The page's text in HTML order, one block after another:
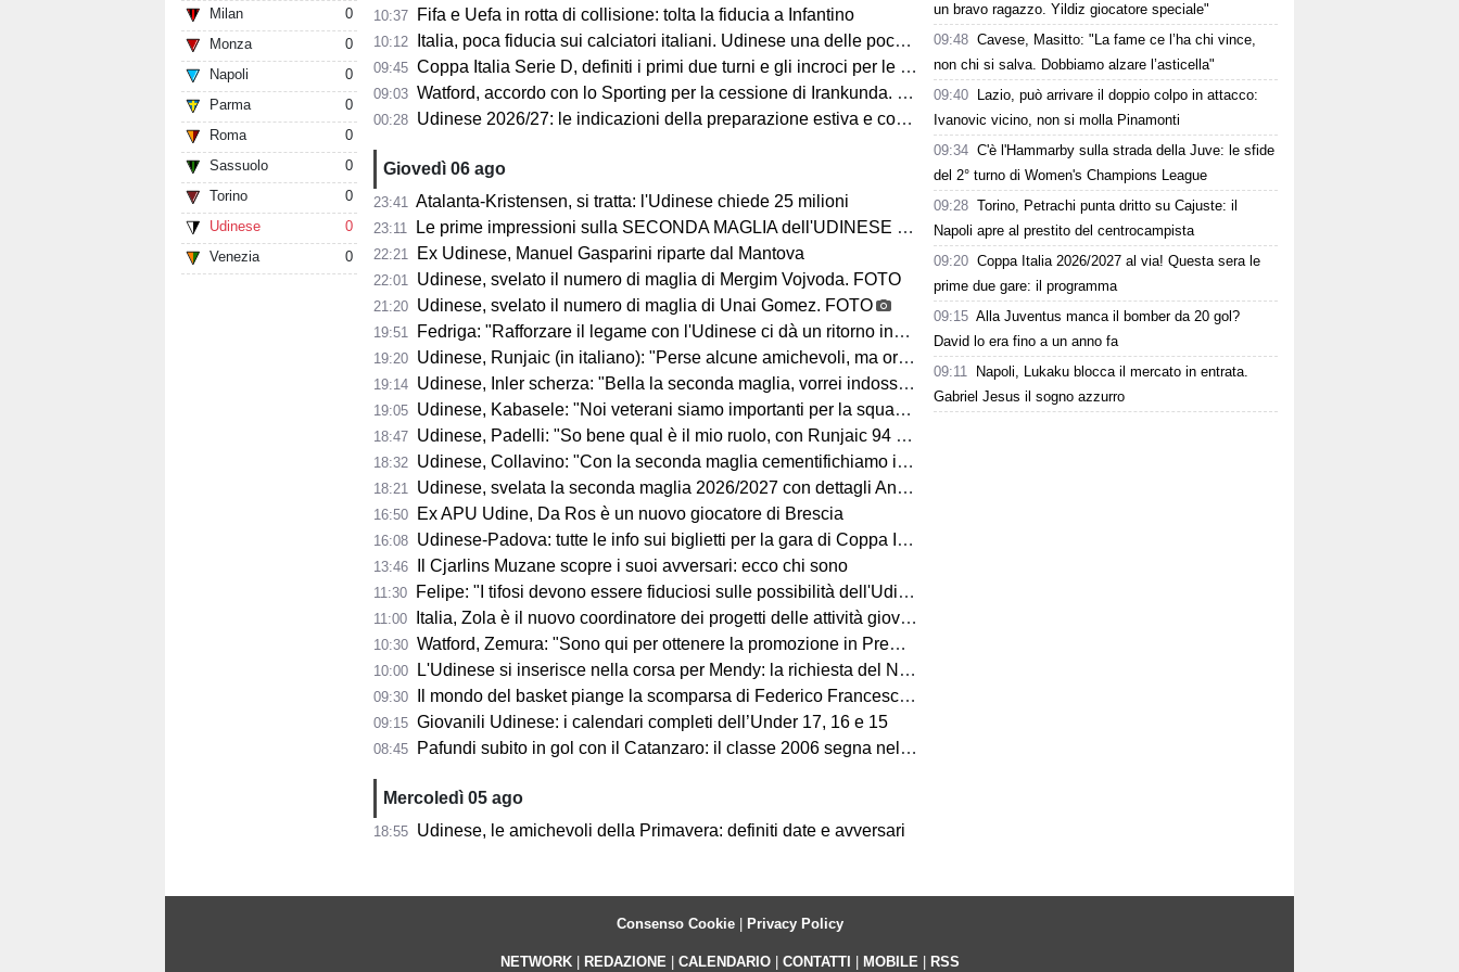
Milan
0
Monza
0
Napoli
0
Parma
0
Roma
0
Sassuolo
0
Torino
0
Udinese
0
Venezia
0
10:37 Fifa e Uefa in rotta di collisione: tolta la fiducia a Infantino
10:12 Italia, poca fiducia sui calciatori italiani. Udinese una delle poche eccezioni
09:45 Coppa Italia Serie D, definiti i primi due turni e gli incroci per le friulane
09:03 Watford, accordo con lo Sporting per la cessione di Irankunda. Le cifre
00:28 Udinese 2026/27: le indicazioni della preparazione estiva e cosa ci dicono sul campionato in arrivo
Giovedì 06 ago
23:41 Atalanta-Kristensen, si tratta: l'Udinese chiede 25 milioni
23:11 Le prime impressioni sulla SECONDA MAGLIA dell'UDINESE 2026/2027
22:21 Ex Udinese, Manuel Gasparini riparte dal Mantova
22:01 Udinese, svelato il numero di maglia di Mergim Vojvoda. FOTO
21:20 Udinese, svelato il numero di maglia di Unai Gomez. FOTO
19:51 Fedriga: "Rafforzare il legame con l'Udinese ci dà un ritorno incredibile"
19:20 Udinese, Runjaic (in italiano): "Perse alcune amichevoli, ma ora arrivano le gare che conta vincere"
19:14 Udinese, Inler scherza: "Bella la seconda maglia, vorrei indossarla"
19:05 Udinese, Kabasele: "Noi veterani siamo importanti per la squadra"
18:47 Udinese, Padelli: "So bene qual è il mio ruolo, con Runjaic 94 punti in due anni"
18:32 Udinese, Collavino: "Con la seconda maglia cementifichiamo il legame con il territorio"
18:21 Udinese, svelata la seconda maglia 2026/2027 con dettagli Anni '90. FOTO
16:50 Ex APU Udine, Da Ros è un nuovo giocatore di Brescia
16:08 Udinese-Padova: tutte le info sui biglietti per la gara di Coppa Italia
13:46 Il Cjarlins Muzane scopre i suoi avversari: ecco chi sono
11:30 Felipe: "I tifosi devono essere fiduciosi sulle possibilità dell'Udinese, Runjaic ha la squadra in mano"
11:00 Italia, Zola è il nuovo coordinatore dei progetti delle attività giovanili
10:30 Watford, Zemura: "Sono qui per ottenere la promozione in Premier League"
10:00 L'Udinese si inserisce nella corsa per Mendy: la richiesta del Nizza per il difensore
09:30 Il mondo del basket piange la scomparsa di Federico Franceschin: il cordoglio della Pallacanestro Trieste
09:15 Giovanili Udinese: i calendari completi dell’Under 17, 16 e 15
08:45 Pafundi subito in gol con il Catanzaro: il classe 2006 segna nell'amichevole contro il Giugliano
Mercoledì 05 ago
18:55 Udinese, le amichevoli della Primavera: definiti date e avversari
un bravo ragazzo. Yildiz giocatore speciale"
09:48 Cavese, Masitto: "La fame ce l’ha chi vince,
non chi si salva. Dobbiamo alzare l’asticella"
09:40
Lazio, può arrivare il doppio colpo in attacco:
Ivanovic vicino, non si molla Pinamonti
09:34 C'è l'Hammarby sulla strada della Juve: le sfide
del 2° turno di Women's Champions League
09:28 Torino, Petrachi punta dritto su Cajuste: il
Napoli apre al prestito del centrocampista
09:20 Coppa Italia 2026/2027 al via! Questa sera le
prime due gare: il programma
09:15 Alla Juventus manca il bomber da 20 gol?
David lo era fino a un anno fa
09:11
Napoli, Lukaku blocca il mercato in entrata.
Gabriel Jesus il sogno azzurro
Consenso Cookie| Privacy Policy
NETWORK| REDAZIONE| CALENDARIO| CONTATTI MOBILE| RSS